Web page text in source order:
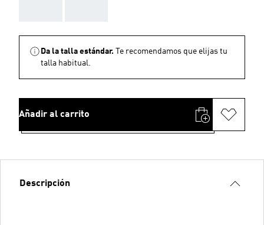
Da la talla estándar.
Te recomendamos que elijas tu
talla habitual.
Añadir al carrito
Descripción